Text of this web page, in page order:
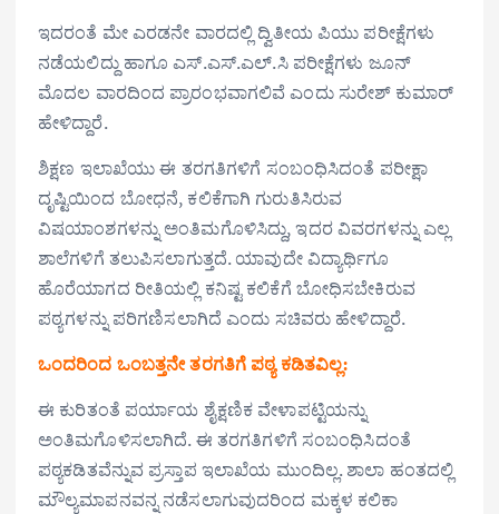
ಇದರಂತೆ ಮೇ ಎರಡನೇ ವಾರದಲ್ಲಿ ದ್ವಿತೀಯ ಪಿಯು ಪರೀಕ್ಷೆಗಳು
ನಡೆಯಲಿದ್ದು ಹಾಗೂ ಎಸ್.ಎಸ್.ಎಲ್.ಸಿ ಪರೀಕ್ಷೆಗಳು ಜೂನ್
ಮೊದಲ ವಾರದಿಂದ ಪ್ರಾರಂಭವಾಗಲಿವೆ ಎಂದು ಸುರೇಶ್ ಕುಮಾರ್
ಹೇಳಿದ್ದಾರೆ.
ಶಿಕ್ಷಣ ಇಲಾಖೆಯು ಈ ತರಗತಿಗಳಿಗೆ ಸಂಬಂಧಿಸಿದಂತೆ ಪರೀಕ್ಷಾ
ದೃಷ್ಟಿಯಿಂದ ಬೋಧನೆ, ಕಲಿಕೆಗಾಗಿ ಗುರುತಿಸಿರುವ
ವಿಷಯಾಂಶಗಳನ್ನು ಅಂತಿಮಗೊಳಿಸಿದ್ದು, ಇದರ ವಿವರಗಳನ್ನು ಎಲ್ಲ
ಶಾಲೆಗಳಿಗೆ ತಲುಪಿಸಲಾಗುತ್ತದೆ. ಯಾವುದೇ ವಿದ್ಯಾರ್ಥಿಗೂ
ಹೊರೆಯಾಗದ ರೀತಿಯಲ್ಲಿ ಕನಿಷ್ಟ ಕಲಿಕೆಗೆ ಬೋಧಿಸಬೇಕಿರುವ
ಪಠ್ಯಗಳನ್ನು ಪರಿಗಣಿಸಲಾಗಿದೆ ಎಂದು ಸಚಿವರು ಹೇಳಿದ್ದಾರೆ.
ಒಂದರಿಂದ ಒಂಬತ್ತನೇ ತರಗತಿಗೆ ಪಠ್ಯ ಕಡಿತವಿಲ್ಲ:
ಈ ಕುರಿತಂತೆ ಪರ್ಯಾಯ ಶೈಕ್ಷಣಿಕ ವೇಳಾಪಟ್ಟಿಯನ್ನು
ಅಂತಿಮಗೊಳಿಸಲಾಗಿದೆ. ಈ ತರಗತಿಗಳಿಗೆ ಸಂಬಂಧಿಸಿದಂತೆ
ಪಠ್ಯ‌ಕಡಿತವೆನ್ನುವ ಪ್ರಸ್ತಾಪ ಇಲಾಖೆಯ ಮುಂದಿಲ್ಲ. ಶಾಲಾ ಹಂತದಲ್ಲಿ
ಮೌಲ್ಯಮಾಪನವನ್ನ ನಡೆಸಲಾಗುವುದರಿಂದ ಮಕ್ಕಳ ಕಲಿಕಾ